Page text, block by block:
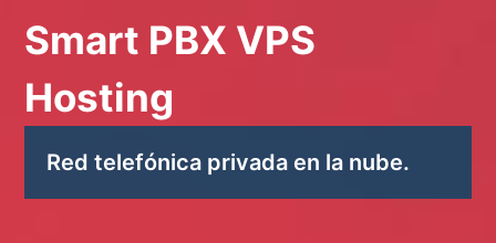
Smart PBX VPS
Hosting
Red telefónica privada en la nube.